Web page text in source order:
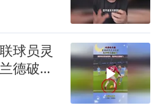
球员灵
德破